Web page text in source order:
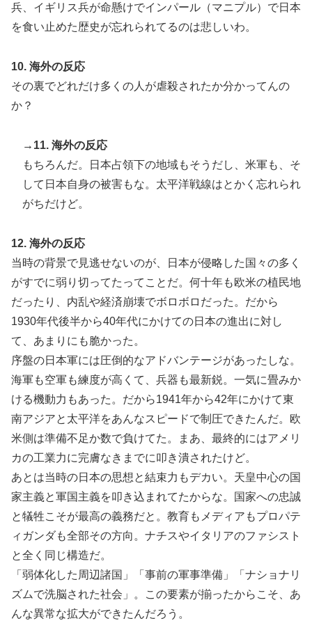
兵、イギリス兵が命懸けでインパール（マニプル）で日本
を食い止めた歴史が忘れられてるのは悲しいわ。
10. 海外の反応
その裏でどれだけ多くの人が虐殺されたか分かってんの
か？
→11. 海外の反応
もちろんだ。日本占領下の地域もそうだし、米軍も、そ
して日本自身の被害もな。太平洋戦線はとかく忘れられ
がちだけど。
12. 海外の反応
当時の背景で見逃せないのが、日本が侵略した国々の多く
がすでに弱り切ってたってことだ。何十年も欧米の植民地
だったり、内乱や経済崩壊でボロボロだった。だから
1930年代後半から40年代にかけての日本の進出に対し
て、あまりにも脆かった。
序盤の日本軍には圧倒的なアドバンテージがあったしな。
海軍も空軍も練度が高くて、兵器も最新鋭。一気に畳みか
ける機動力もあった。だから1941年から42年にかけて東
南アジアと太平洋をあんなスピードで制圧できたんだ。欧
米側は準備不足か数で負けてた。まあ、最終的にはアメリ
カの工業力に完膚なきまでに叩き潰されたけど。
あとは当時の日本の思想と結束力もデカい。天皇中心の国
家主義と軍国主義を叩き込まれてたからな。国家への忠誠
と犠牲こそが最高の義務だと。教育もメディアもプロパテ
ィガンダも全部その方向。ナチスやイタリアのファシスト
と全く同じ構造だ。
「弱体化した周辺諸国」「事前の軍事準備」「ナショナリ
ズムで洗脳された社会」。この要素が揃ったからこそ、あ
んな異常な拡大ができたんだろう。